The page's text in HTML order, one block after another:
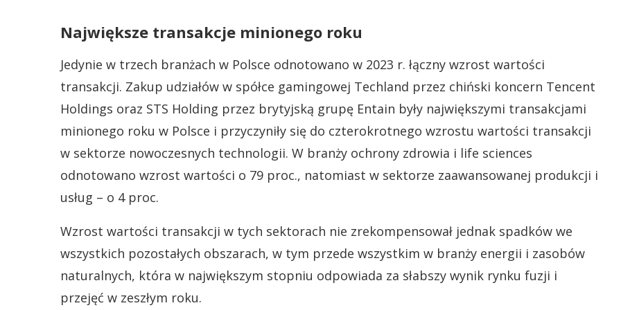
Największe transakcje minionego roku
Jedynie w trzech branżach w Polsce odnotowano w 2023 r. łączny wzrost wartości
transakcji. Zakup udziałów w spółce gamingowej Techland przez chiński koncern Tencent
Holdings oraz STS Holding przez brytyjską grupę Entain były największymi transakcjami
minionego roku w Polsce i przyczyniły się do czterokrotnego wzrostu wartości transakcji
w sektorze nowoczesnych technologii. W branży ochrony zdrowia i life sciences
odnotowano wzrost wartości o 79 proc., natomiast w sektorze zaawansowanej produkcji i
usług – o 4 proc.
Wzrost wartości transakcji w tych sektorach nie zrekompensował jednak spadków we
wszystkich pozostałych obszarach, w tym przede wszystkim w branży energii i zasobów
naturalnych, która w największym stopniu odpowiada za słabszy wynik rynku fuzji i
przejęć w zeszłym roku.